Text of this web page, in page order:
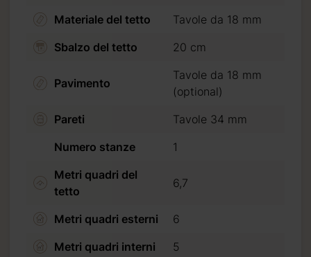
Materiale del tetto
Tavole da 18 mm
Sbalzo del tetto
20 cm
Pavimento
Tavole da 18 mm
(optional)
Pareti
Tavole 34 mm
Numero stanze
1
Metri quadri del
tetto
6,7
Metri quadri esterni
6
Metri quadri interni
5